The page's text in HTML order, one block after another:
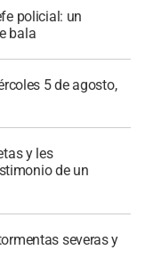
policial: un
bala
5 de agosto,
y les
de un
severas y